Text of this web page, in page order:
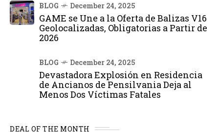
BLOG December 24, 2025
GAME se Une a la Oferta de Balizas V16
Geolocalizadas, Obligatorias a Partir de
2026
BLOG December 24, 2025
Devastadora Explosión en Residencia
de Ancianos de Pensilvania Deja al
Menos Dos Víctimas Fatales
DEAL OF THE MONTH